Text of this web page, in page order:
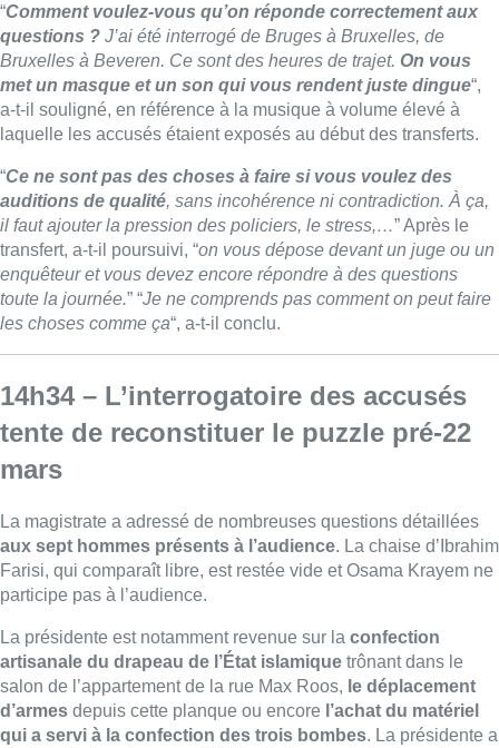
“Comment voulez-vous qu’on réponde correctement aux
questions ? J’ai été interrogé de Bruges à Bruxelles, de
Bruxelles à Beveren. Ce sont des heures de trajet. On vous
met un masque et un son qui vous rendent juste dingue“,
a-t-il souligné, en référence à la musique à volume élevé à
laquelle les accusés étaient exposés au début des transferts.
“Ce ne sont pas des choses à faire si vous voulez des
auditions de qualité, sans incohérence ni contradiction. À ça,
il faut ajouter la pression des policiers, le stress,…” Après le
transfert, a-t-il poursuivi, “on vous dépose devant un juge ou un
enquêteur et vous devez encore répondre à des questions
toute la journée.” “Je ne comprends pas comment on peut faire
les choses comme ça“, a-t-il conclu.
14h34 – L’interrogatoire des accusés
tente de reconstituer le puzzle pré-22
mars
La magistrate a adressé de nombreuses questions détaillées
aux sept hommes présents à l’audience. La chaise d’Ibrahim
Farisi, qui comparaît libre, est restée vide et Osama Krayem ne
participe pas à l’audience.
La présidente est notamment revenue sur la confection
artisanale du drapeau de l’État islamique trônant dans le
salon de l’appartement de la rue Max Roos, le déplacement
d’armes depuis cette planque ou encore l’achat du matériel
qui a servi à la confection des trois bombes. La présidente a